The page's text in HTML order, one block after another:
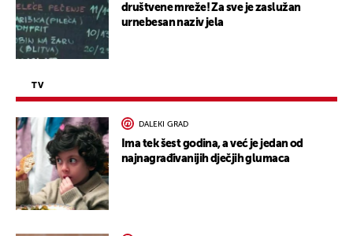
društvene mreže! Za sve je zaslužan
urnebesan naziv jela
TV
DALEKI GRAD
Ima tek šest godina, a već je jedan od
najnagrađivanijih dječjih glumaca